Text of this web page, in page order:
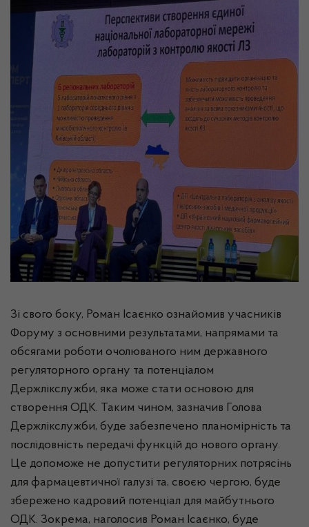
Зі свого боку, Роман Ісаєнко ознайомив учасників
Форуму з основними результатами, напрямами та
обсягами роботи очолюваного ним державного
регуляторного органу та потенціалом
Держлікслужби, яка може стати основою для
створення ОДК. Таким чином, зазначив Голова
Держлікслужби, буде забезпечено планомірність та
послідовність передачі функцій до нового органу.
Це допоможе не допустити регуляторних потрясінь
для фармацевтичної галузі та, своєю чергою, буде
збережено кадровий потенціал для майбутнього
ОДК. Зокрема, наголосив Роман Ісаєнко, буде